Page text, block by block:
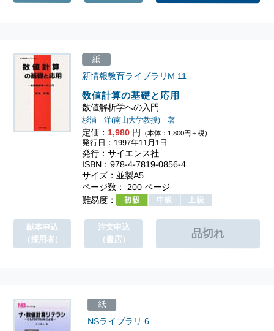
数値計算の基礎と応用
数値解析学への入門
新情報教育ライブラリM 11
杉浦 洋(南山大学教授) 著
定価： 1,980 円 （本体：1,800円＋税）
紙
発行日：1997年11月1日
発行：サイエンス社
ISBN：978-4-7819-0856-4
サイズ：並製A5
ページ数： 200 ページ
難易度：
献本申込
（採用者）
注文申込
（書店）
NSライブラリ 6
紙